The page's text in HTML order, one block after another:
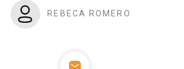
REBECA ROMERO